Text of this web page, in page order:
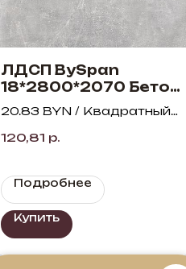
ЛДСП BySpan
18*2800*2070 Бетон
816 PO
20.83 BYN / Квадратный
120,81 р.
Подробнее
Купить